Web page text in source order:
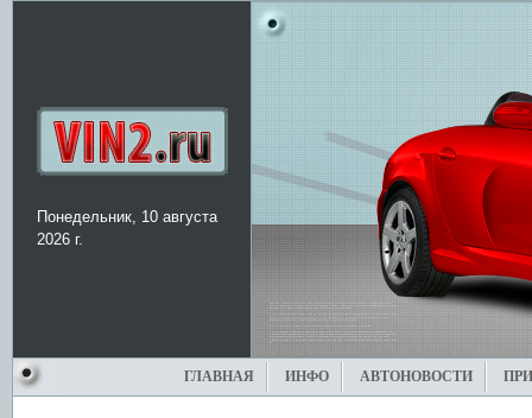
Понедельник, 10 августа
2026 г.
ГЛАВНАЯ ИНФО АВТОНОВОСТИ